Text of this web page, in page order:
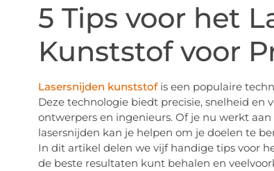
5 Tips voor het
Kunststof voor
Lasersnijden kunststofis een populaire
Deze technologie biedt precisie, snelheid en
ontwerpers en ingenieurs. Of je nu werkt
lasersnijden kan je helpen om je doelen te
In dit artikel delen we vijf handige tips voor
de beste resultaten kunt behalen en